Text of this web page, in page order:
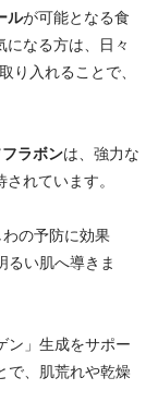
ルが可能となる食
なる方は、日々
り入れることで、
ラボンは、強力な
れています。
の予防に効果
るい肌へ導きま
ン」生成をサポー
で、肌荒れや乾燥